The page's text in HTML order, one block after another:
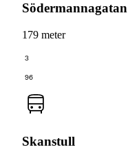
Södermannagatan
179 meter
3
96
Skanstull